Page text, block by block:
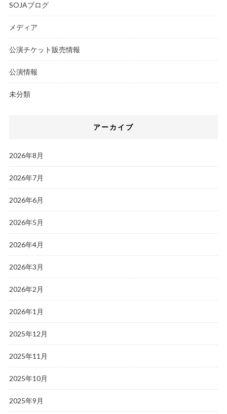
SOJAブログ
メディア
公演チケット販売情報
公演情報
未分類
アーカイブ
2026年8月
2026年7月
2026年6月
2026年5月
2026年4月
2026年3月
2026年2月
2026年1月
2025年12月
2025年11月
2025年10月
2025年9月